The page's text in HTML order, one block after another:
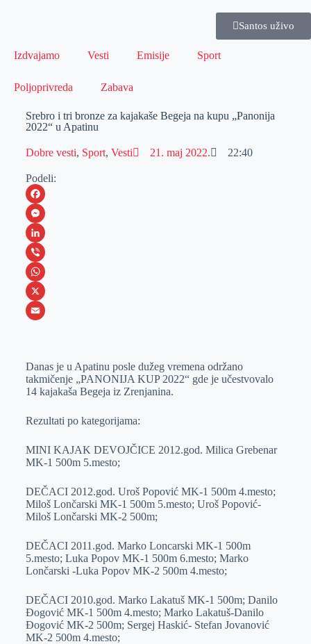
Santos uživo
Izdvajamo Vesti Emisije Sport
Poljoprivreda Zabava
Srebro i tri bronze za kajakaše Begeja na kupu „Panonija
2022“ u Apatinu
Dobre vesti, Sport, Vesti 21. maj 2022. 22:40
Podeli:
F
a
c
e
b
o
M
e
s
s
e
e
r
L
i
n
k
I
n
V
i
b
W
h
s
A
p
X
a
i
Danas je u Apatinu posle dužeg vremena održano
takmičenje „PANONIJA KUP 2022“ gde je učestvovalo
14 kajakaša Begeja iz Zrenjanina.
Rezultati po kategorijama:
MINI KAJAK DEVOJČICE 2012.god. Milica Grebenar
MK-1 500m 5.mesto;
DEČACI 2012.god. Uroš Popović MK-1 500m 4.mesto;
Miloš Lončarski MK-1 500m 5.mesto; Uroš Popović-
Miloš Lončarski MK-2 500m;
DEČACI 2011.god. Marko Loncarski MK-1 500m
5.mesto; Luka Popov MK-1 500m 6.mesto; Marko
Lončarski -Luka Popov MK-2 500m 4.mesto;
DEČACI 2010.god. Marko Lakatuš MK-1 500m; Danilo
Đogović MK-1 500m 4.mesto; Marko Lakatuš-Danilo
Đogović MK-2 500m; Sergej Haskić- Stefan Jovanović
MK-2 500m 4.mesto;